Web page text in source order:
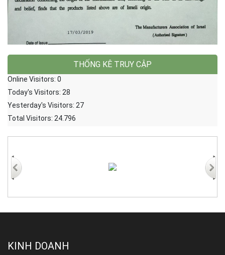
THỐNG KÊ TRUY CẬP
Online Visitors: 0
Today's Visitors: 28
Yesterday's Visitors: 27
Total Visitors: 24.796
KINH DOANH